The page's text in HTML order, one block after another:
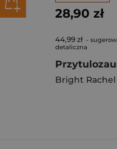
28,90 zł
44,99 zł -
detaliczna
Bright Rachel